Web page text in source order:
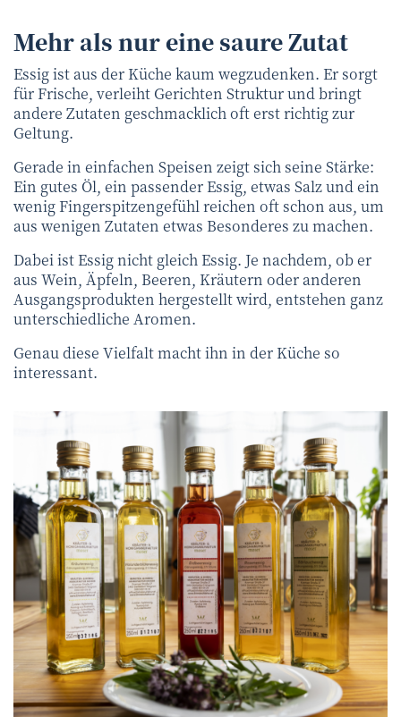
Mehr als nur eine saure Zutat
Essig ist aus der Küche kaum wegzudenken. Er sorgt
für Frische, verleiht Gerichten Struktur und bringt
andere Zutaten geschmacklich oft erst richtig zur
Geltung.
Gerade in einfachen Speisen zeigt sich seine Stärke:
Ein gutes Öl, ein passender Essig, etwas Salz und ein
wenig Fingerspitzengefühl reichen oft schon aus, um
aus wenigen Zutaten etwas Besonderes zu machen.
Dabei ist Essig nicht gleich Essig. Je nachdem, ob er
aus Wein, Äpfeln, Beeren, Kräutern oder anderen
Ausgangsprodukten hergestellt wird, entstehen ganz
unterschiedliche Aromen.
Genau diese Vielfalt macht ihn in der Küche so
interessant.